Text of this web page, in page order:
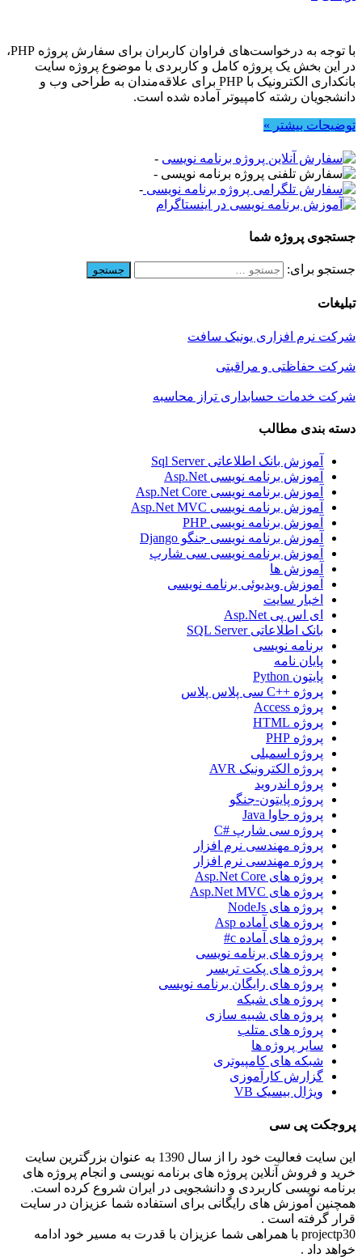
با توجه به درخواست‌های فراوان کاربران برای سفارش پروژه PHP،
در این بخش یک پروژه کامل و کاربردی با موضوع پروژه سایت
بانکداری الکترونیک با PHP برای علاقه‌مندان به طراحی وب و
دانشجویان رشته کامپیوتر آماده شده است.
توضیحات بیشتر »
-
-
-
جستجوی پروژه شما
جستجو برای:
تبلیغات
شرکت نرم افزاری یونیک سافت
شرکت حفاظتی و مراقبتی
شرکت خدمات حسابداری تراز محاسبه
دسته بندی مطالب
آموزش بانک اطلاعاتی Sql Server
آموزش برنامه نویسی Asp.Net
آموزش برنامه نویسی Asp.Net Core
آموزش برنامه نویسی Asp.Net MVC
آموزش برنامه نویسی PHP
آموزش برنامه نویسی جنگو Django
آموزش برنامه نویسی سی شارپ
آموزش ها
آموزش ویدیوئی برنامه نویسی
اخبار سایت
ای اس پی Asp.Net
بانک اطلاعاتی SQL Server
برنامه نویسی
پایان نامه
پایتون Python
پروژه ++C سی پلاس پلاس
پروژه Access
پروژه HTML
پروژه PHP
پروژه اسمبلی
پروژه الکترونیک AVR
پروژه اندروید
پروژه پایتون-جنگو
پروژه جاوا Java
پروژه سی شارپ #C
پروژه مهندسی نرم افزار
پروژه مهندسی نرم افزار
پروژه های Asp.Net Core
پروژه های Asp.Net MVC
پروژه های NodeJs
پروژه های آماده Asp
پروژه های آماده c#
پروژه های برنامه نویسی
پروژه های پکت تریسر
پروژه های رایگان برنامه نویسی
پروژه های شبکه
پروژه های شبیه سازی
پروژه های متلب
سایر پروژه ها
شبکه های کامپیوتری
گزارش کارآموزی
ویژال بیسیک VB
پروجکت پی سی
این سایت فعالیت خود را از سال 1390 به عنوان بزرگترین سایت
خرید و فروش آنلاین پروژه های برنامه نویسی و انجام پروژه های
برنامه نویسی کاربردی و دانشجویی در ایران شروع کرده است.
همچنین آموزش های رایگانی برای استفاده شما عزیزان در سایت
قرار گرفته است .
projectp30 با همراهی شما عزیزان با قدرت به مسیر خود ادامه
خواهد داد .